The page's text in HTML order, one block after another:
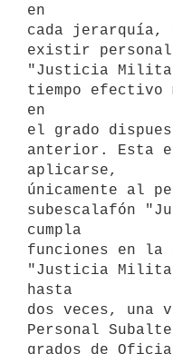
en
cada jerarquía,
existir personal
"Justicia
tiempo efectivo
en
el grado
anterior. Esta
aplicarse,
únicamente al
subescalafón
cumpla
funciones en
"Justicia
hasta
dos veces, una
Personal